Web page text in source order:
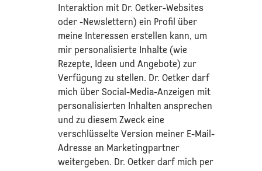
Interaktion mit Dr. Oetker-Websites
oder -Newslettern) ein Profil über
meine Interessen erstellen kann, um
mir personalisierte Inhalte (wie
Rezepte, Ideen und Angebote) zur
Verfügung zu stellen. Dr. Oetker darf
mich über Social-Media-Anzeigen mit
personalisierten Inhalten ansprechen
und zu diesem Zweck eine
verschlüsselte Version meiner E-Mail-
Adresse an Marketingpartner
weitergeben. Dr. Oetker darf mich per